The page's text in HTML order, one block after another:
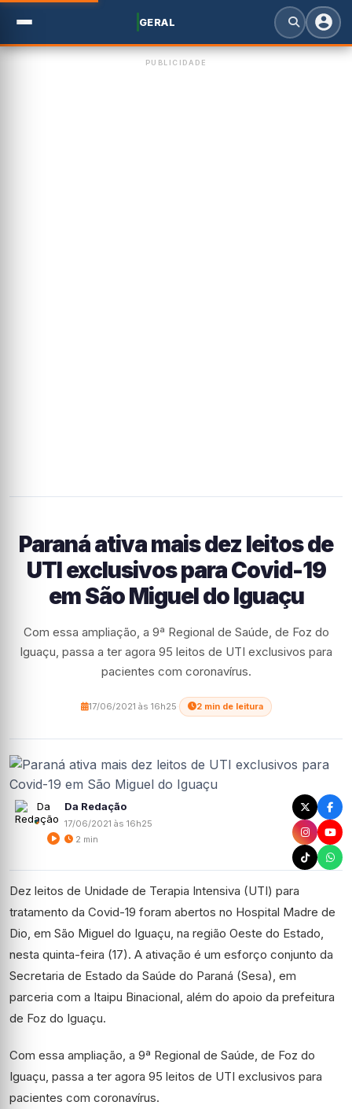
GERAL
PUBLICIDADE
Paraná ativa mais dez leitos de
UTI exclusivos para Covid-19
em São Miguel do Iguaçu
Com essa ampliação, a 9ª Regional de Saúde, de Foz do
Iguaçu, passa a ter agora 95 leitos de UTI exclusivos para
pacientes com coronavírus.
17/06/2021 às 16h25 2 min de leitura
Da Redação
17/06/2021 às 16h25
2 min
Dez leitos de Unidade de Terapia Intensiva (UTI) para
tratamento da Covid-19 foram abertos no Hospital Madre de
Dio, em São Miguel do Iguaçu, na região Oeste do Estado,
nesta quinta-feira (17). A ativação é um esforço conjunto da
Secretaria de Estado da Saúde do Paraná (Sesa), em
parceria com a Itaipu Binacional, além do apoio da prefeitura
de Foz do Iguaçu.
Com essa ampliação, a 9ª Regional de Saúde, de Foz do
Iguaçu, passa a ter agora 95 leitos de UTI exclusivos para
pacientes com coronavírus.